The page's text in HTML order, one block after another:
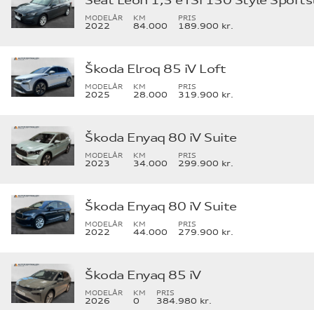
MODELÅR
2022
KM
84.000
PRIS
189.900 kr.
Škoda Elroq 85 iV Loft
MODELÅR
2025
KM
28.000
PRIS
319.900 kr.
Škoda Enyaq 80 iV Suite
MODELÅR
2023
KM
34.000
PRIS
299.900 kr.
Škoda Enyaq 80 iV Suite
MODELÅR
2022
KM
44.000
PRIS
279.900 kr.
Škoda Enyaq 85 iV
MODELÅR
2026
KM
0
PRIS
384.980 kr.